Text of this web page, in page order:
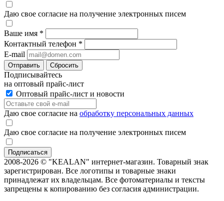
Даю свое согласие на получение электронных писем
Ваше имя *
Контактный телефон *
E-mail
Отправить Сбросить
Подписывайтесь
на оптовый прайс-лист
Оптовый прайс-лист и новости
Даю свое согласие на обработку персональных данных
Даю свое согласие на получение электронных писем
2008-2026 © "KEALAN" интернет-магазин. Товарный знак
зарегистрирован. Все логотипы и товарные знаки
принадлежат их владельцам. Все фотоматериалы и тексты
запрещены к копированию без согласия администрации.